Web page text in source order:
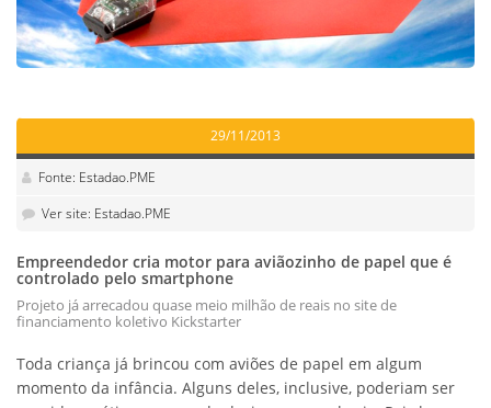
29/11/2013
Fonte: Estadao.PME
Ver site: Estadao.PME
Empreendedor cria motor para aviãozinho de papel que é
controlado pelo smartphone
Projeto já arrecadou quase meio milhão de reais no site de
financiamento koletivo Kickstarter
Toda criança já brincou com aviões de papel em algum
momento da infância. Alguns deles, inclusive, poderiam ser